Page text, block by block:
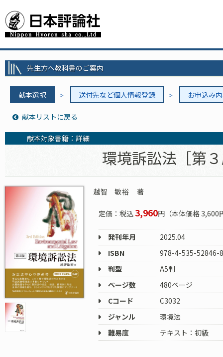
先生方へ教科書のご案内
献本選択 送付先など個人情報登録 お申込み
献本リストに戻る
献本対象書籍：詳細
環境訴訟法［第
越智 敏裕 著
定価：税込 3,960円（本体価格 3,600
発刊年月
2025.04
ISBN
978-4-535-52846-8
判型
A5判
ページ数
480ページ
Cコード
C3032
ジャンル
環境法
難易度
テキスト：初級